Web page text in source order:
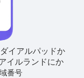
イアルパッドか
イルランドにか
番号